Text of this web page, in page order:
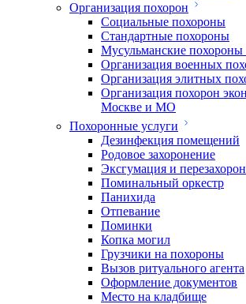
Организация похорон
Социальные похороны
Стандартные похороны
Мусульманские
Организация военных
Организация элитных
Организация похорон
Москве и МО
Похоронные услуги
Дезинфекция помещений
Родовое захоронение
Эксгумация и
Поминальный оркестр
Панихида
Отпевание
Поминки
Копка могил
Грузчики на похороны
Вызов ритуального агента
Оформление документов
Место на кладбище